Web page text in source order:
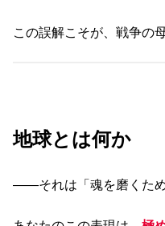
この誤解こそが、戦争の
地球とは何か
――それは「魂を磨くため